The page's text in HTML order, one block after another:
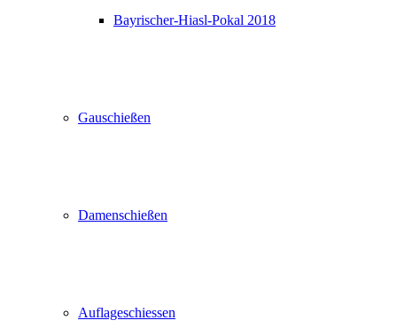
Bayrischer-Hiasl-Pokal 2018
Gauschießen
Damenschießen
Auflageschiessen